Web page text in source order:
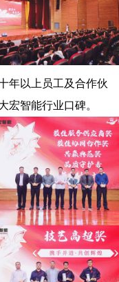
年以上员工及合作伙
宏智能行业口碑。